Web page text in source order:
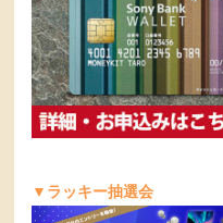
▼ラッキー抽選会